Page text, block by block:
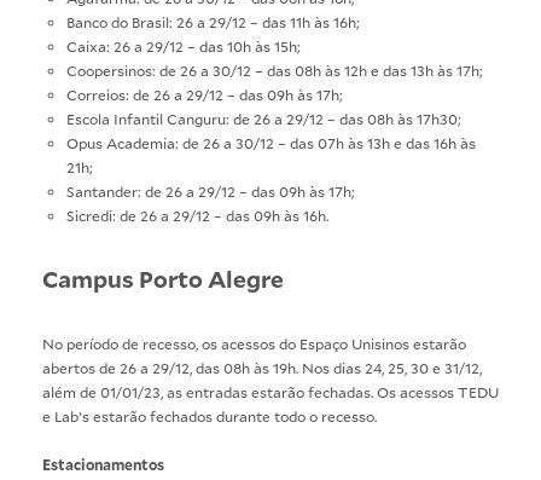
Banco do Brasil: 26 a 29/12 – das 11h às 16h;
Caixa: 26 a 29/12 – das 10h às 15h;
Coopersinos: de 26 a 30/12 – das 08h às 12h e das 13h às 17h;
Correios: de 26 a 29/12 – das 09h às 17h;
Escola Infantil Canguru: de 26 a 29/12 – das 08h às 17h30;
Opus Academia: de 26 a 30/12 – das 07h às 13h e das 16h às
21h;
Santander: de 26 a 29/12 – das 09h às 17h;
Sicredi: de 26 a 29/12 – das 09h às 16h.
Campus Porto Alegre
No período de recesso, os acessos do Espaço Unisinos estarão
abertos de 26 a 29/12, das 08h às 19h. Nos dias 24, 25, 30 e 31/12,
além de 01/01/23, as entradas estarão fechadas. Os acessos TEDU
e Lab’s estarão fechados durante todo o recesso.
Estacionamentos